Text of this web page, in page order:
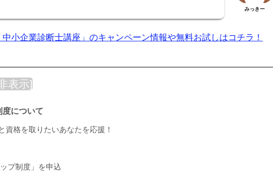
みっきー
小企業診断士講座」のキャンペーン情報や無料お試しはコチラ！
表示]
度について
資格を取りたいあなたを応援！
プ制度」を申込